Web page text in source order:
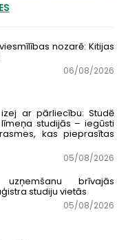
nozarē: Kitijas
06/08/2026
ar pārliecību: Studē
studijās – iegūsti
kas pieprasītas
05/08/2026
brīvajās
studiju vietās
05/08/2026